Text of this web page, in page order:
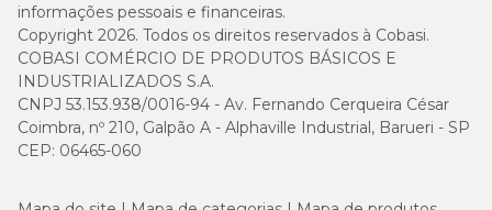
informações pessoais e financeiras.
Copyright 2026. Todos os direitos reservados à Cobasi.
COBASI COMÉRCIO DE PRODUTOS BÁSICOS E
INDUSTRIALIZADOS S.A.
CNPJ 53.153.938/0016-94 - Av. Fernando Cerqueira César
Coimbra, nº 210, Galpão A - Alphaville Industrial, Barueri - SP
CEP: 06465-060